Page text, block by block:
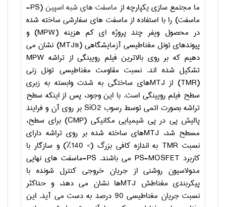
ما مجتمع سازی یکپارچه از ماسفت های شبه اسپین(
PS
-
ماسفت) را با استفاده از ماسفت های سفارشی ساخته شده
در محصول ویفر چند پروژه ای کم هزینه (MPW) و
پیوندهای تونل مغناطیسی آزمایشگاهی (MTJs) نشان می
دهیم که بر روی بالاترین فیلم رویینگی از تراشه MPW
تشکیل شده اند. نسبت مقاومت مغناطیسی تونل زنی
(
TMR) از MTJهای ساختگی به شدت وابسته به زبری
سطح فیلم رویینگی است. با این وجود، پس از اینکه سطح
تراشه بصورت اتمی توسط رسوب SiO2 بر روی آن و فرایند
پالیش پی در پی شیمیایی مکانیکی (CMP) برای سطح،
مسطح شد، MTJهای ساخته شده بر روی تراشه دارای
نسبت TMR
به اندازه کافی بزرگ (> 140٪) و سازگار با
کاربرد PS-MOSFET می باشند. PS-ماسفت های نهایی
مدولاسیون روشنی از جریان خروجی کنترل شونده با
پیکربندی مغناطش MTJها نشان می دهد، و حداکثر
نسبت جریان مغناطیسی 90 درصد به دست می آید. این